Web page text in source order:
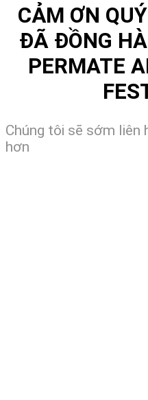
CẢM ƠN
ĐÃ ĐỒNG
PERMATE
Chúng tôi sẽ sớm
hơn